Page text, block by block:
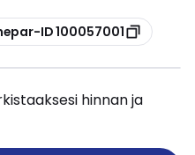
ID 100057001
hinnan ja